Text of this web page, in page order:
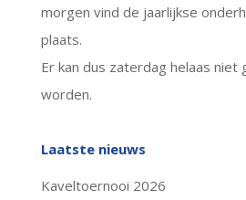
morgen vind de jaarlijkse
plaats.
Er kan dus zaterdag helaas niet
worden.
Laatste nieuws
Kaveltoernooi 2026